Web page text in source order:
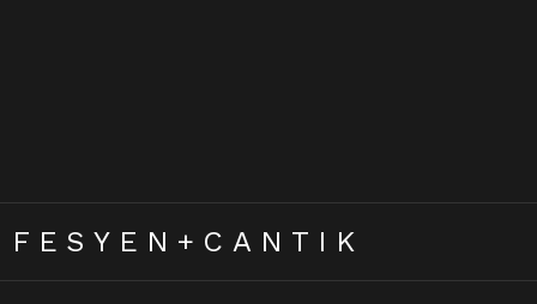
FESYEN+CANTIK